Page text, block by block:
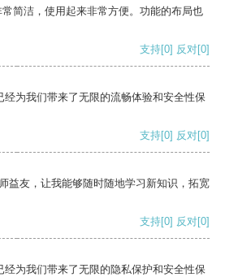
简洁，使用起来非常方便。功能的布局也
支持[0] 反对[0]
为我们带来了无限的流畅体验和安全性保
支持[0] 反对[0]
益友，让我能够随时随地学习新知识，拓宽
支持[0] 反对[0]
为我们带来了无限的隐私保护和安全性保